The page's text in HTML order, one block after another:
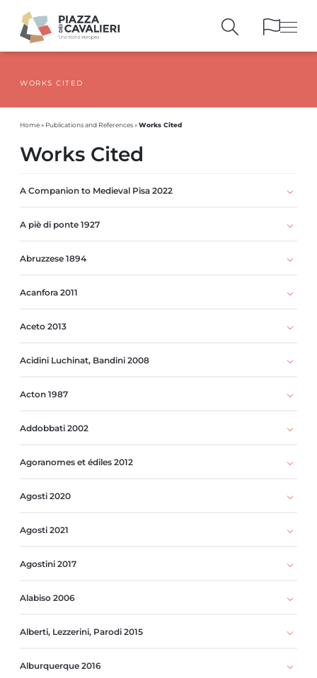
PUBLICATIONSAND REFERENCES
WORKS CITED
Home» Publications and References»Works Cited
Works Cited
A Companion to Medieval Pisa 2022
A piè di ponte 1927
Abruzzese 1894
Acanfora 2011
Aceto 2013
Acidini Luchinat, Bandini 2008
Acton 1987
Addobbati 2002
Agoranomes et édiles 2012
Agosti 2020
Agosti 2021
Agostini 2017
Alabiso 2006
Alberti, Lezzerini, Parodi 2015
Alburquerque 2016